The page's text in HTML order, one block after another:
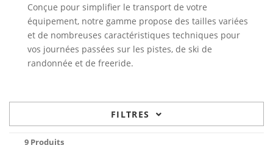
Conçue pour simplifier le transport de votre
équipement, notre gamme propose des tailles variées
et de nombreuses caractéristiques techniques pour
vos journées passées sur les pistes, de ski de
randonnée et de freeride.
FILTRES
9 Produits